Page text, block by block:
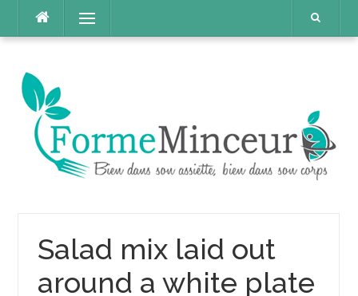
contenu
Menu
Salad mix laid out
around a white plate